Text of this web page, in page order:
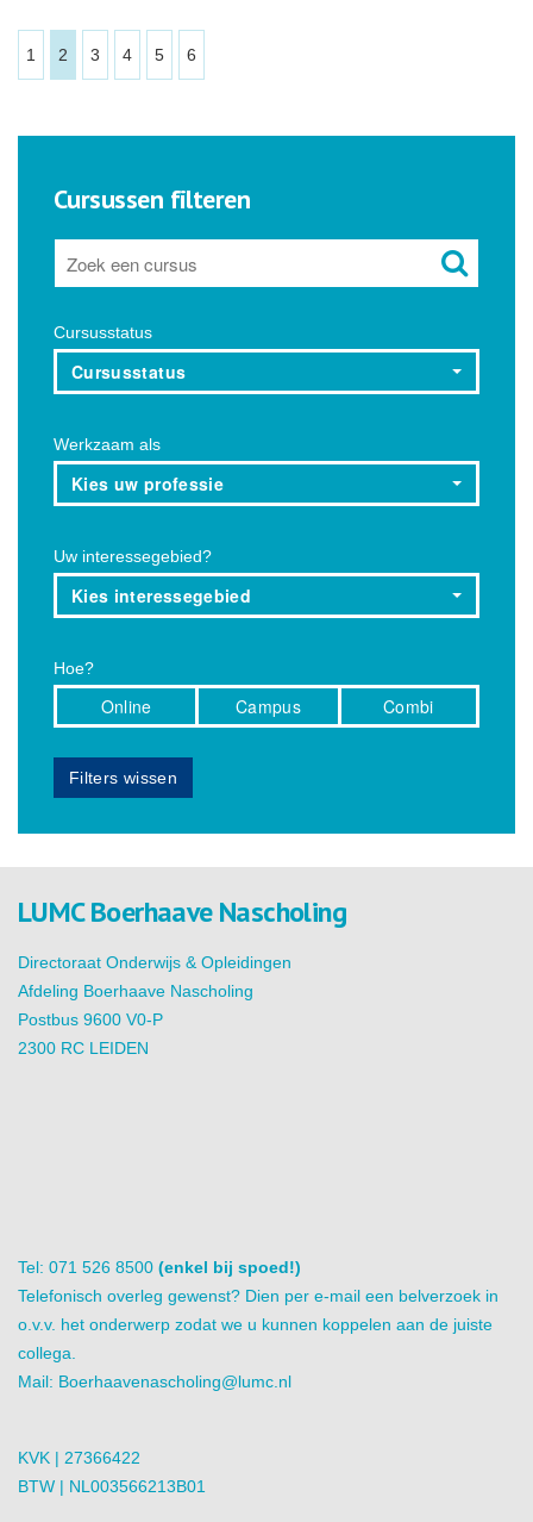
1 2 3 4 5 6
Cursussen filteren
Cursusstatus
Cursusstatus
Werkzaam als
Kies uw professie
Uw interessegebied?
Kies interessegebied
Hoe?
Online Campus Combi
Filters wissen
LUMC Boerhaave Nascholing
Directoraat Onderwijs & Opleidingen
Afdeling Boerhaave Nascholing
Postbus 9600 V0-P
2300 RC LEIDEN
Tel: 071 526 8500 (enkel bij spoed!)
Telefonisch overleg gewenst? Dien per e-mail een belverzoek in
o.v.v. het onderwerp zodat we u kunnen koppelen aan de juiste
collega.
Mail: Boerhaavenascholing@lumc.nl
KVK | 27366422
BTW | NL003566213B01